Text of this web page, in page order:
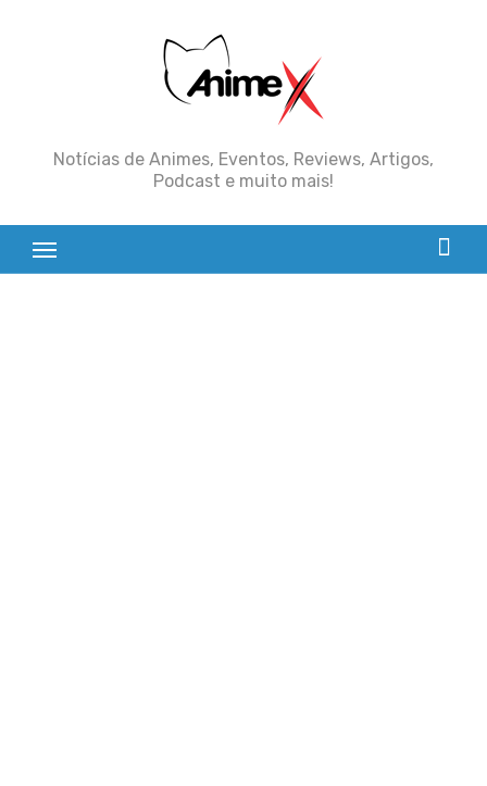
Notícias de Animes, Eventos, Reviews, Artigos,
Podcast e muito mais!